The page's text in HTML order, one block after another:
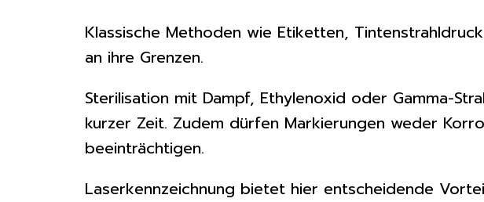
Klassische Methoden wie Etiketten,
an ihre Grenzen.
Sterilisation mit Dampf, Ethylenoxid oder Gamma-
kurzer Zeit. Zudem dürfen Markierungen weder
beeinträchtigen.
Laserkennzeichnung bietet hier entscheidende